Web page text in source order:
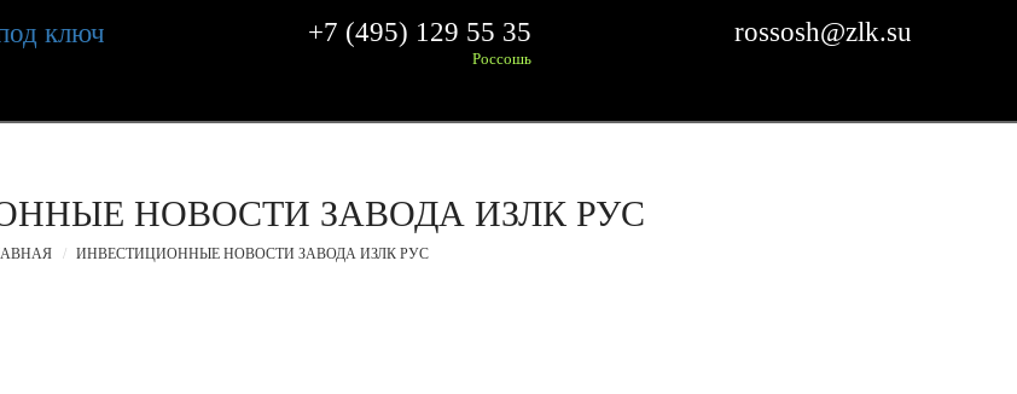
+7 (495) 129 55 35
Россошь
rossosh@zlk.su
НОВОСТИ ЗАВОДА ИЗЛК РУС
ИНВЕСТИЦИОННЫЕ НОВОСТИ ЗАВОДА ИЗЛК РУС